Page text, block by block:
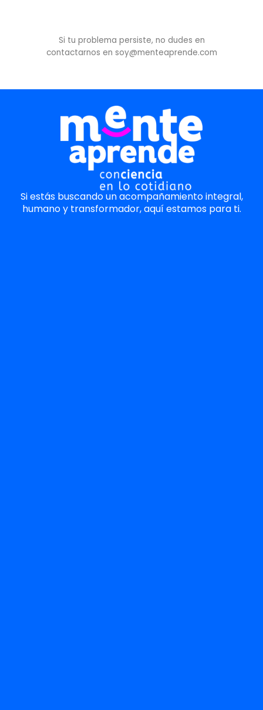
Si tu problema persiste, no dudes en
contactarnos en soy@menteaprende.com
Si estás buscando un acompañamiento integral,
humano y transformador, aquí estamos para ti.